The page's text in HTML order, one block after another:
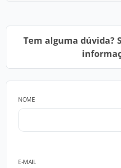
Tem alguma dúvida?
NOME
E-MAIL